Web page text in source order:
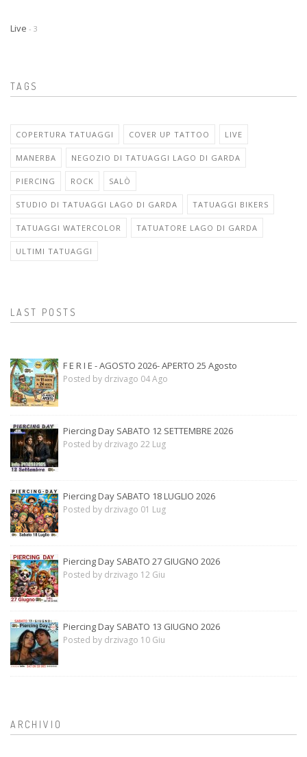
Live - 3
TAGS
COPERTURA TATUAGGI COVER UP TATTOO LIVE
MANERBA NEGOZIO DI TATUAGGI LAGO DI GARDA
PIERCING ROCK SALÒ
STUDIO DI TATUAGGI LAGO DI GARDA TATUAGGI BIKERS
TATUAGGI WATERCOLOR TATUATORE LAGO DI GARDA
ULTIMI TATUAGGI
LAST POSTS
F E R I E - AGOSTO 2026- APERTO 25 Agosto
Posted by drzivago 04 Ago
Piercing Day SABATO 12 SETTEMBRE 2026
Posted by drzivago 22 Lug
Piercing Day SABATO 18 LUGLIO 2026
Posted by drzivago 01 Lug
Piercing Day SABATO 27 GIUGNO 2026
Posted by drzivago 12 Giu
Piercing Day SABATO 13 GIUGNO 2026
Posted by drzivago 10 Giu
ARCHIVIO